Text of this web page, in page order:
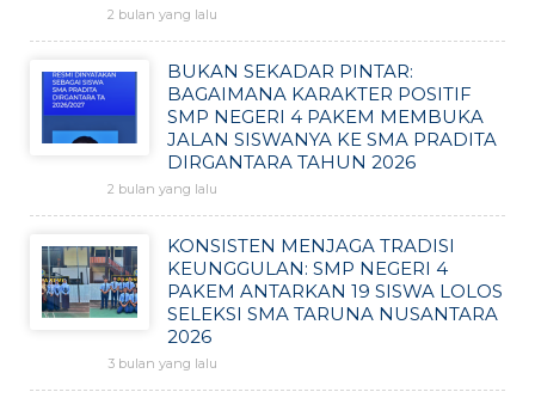
2 bulan yang lalu
BUKAN SEKADAR PINTAR:
BAGAIMANA KARAKTER POSITIF
SMP NEGERI 4 PAKEM MEMBUKA
JALAN SISWANYA KE SMA PRADITA
DIRGANTARA TAHUN 2026
2 bulan yang lalu
KONSISTEN MENJAGA TRADISI
KEUNGGULAN: SMP NEGERI 4
PAKEM ANTARKAN 19 SISWA LOLOS
SELEKSI SMA TARUNA NUSANTARA
2026
3 bulan yang lalu